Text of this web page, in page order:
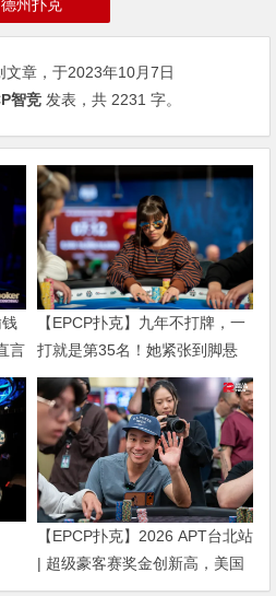
德州扑克
文章，于2023年10月7日
智竞 发表，共 2231 字。
钱
言
比
【EPCP扑克】九年不打牌，一
打就是第35名！她紧张到脚悬
空，但全世界以为她很淡定
【EPCP扑克】2026 APT台北站
| 超级豪客赛奖金创新高，美国
选手Ethan “Rampage” Yau领跑